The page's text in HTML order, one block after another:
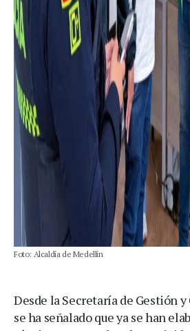
Foto: Alcaldía de Medellín
Desde la Secretaría de Gestión
se ha señalado que ya se han